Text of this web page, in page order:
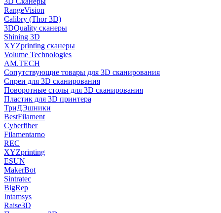
RangeVision
Calibry (Thor 3D)
3DQuality сканеры
Shining 3D
XYZprinting сканеры
Volume Technologies
AM.TECH
Сопутствующие товары для 3D сканирования
Спреи для 3D сканирования
Поворотные столы для 3D сканирования
Пластик для 3D принтера
ТриДЭшники
BestFilament
Cyberfiber
Filamentarno
REC
XYZprinting
ESUN
MakerBot
Sintratec
BigRep
Intamsys
Raise3D